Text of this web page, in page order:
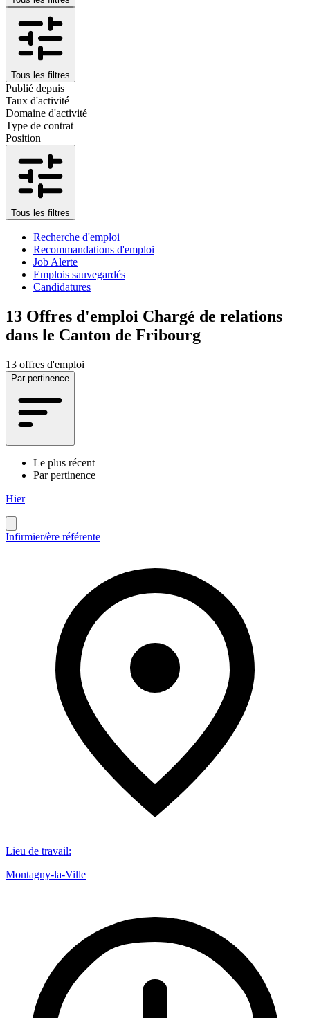
Tous les filtres
Publié depuis
Taux d'activité
Domaine d'activité
Type de contrat
Position
Tous les filtres
Recherche d'emploi
Recommandations d'emploi
Job Alerte
Emplois sauvegardés
Candidatures
13 Offres d'emploi Chargé de relations
dans le Canton de Fribourg
13 offres d'emploi
Par pertinence
Le plus récent
Par pertinence
Hier
Infirmier/ère référente
Lieu de travail:
Montagny-la-Ville